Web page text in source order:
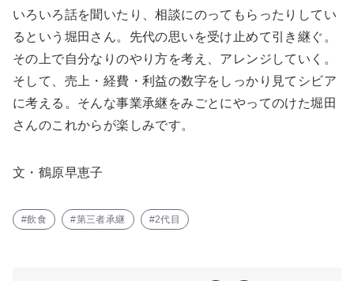
いろいろ話を聞いたり、相談にのってもらったりしてい
るという堀田さん。先代の思いを受け止めて引き継ぐ。
その上で自分なりのやり方を考え、アレンジしていく。
そして、売上・経費・利益の数字をしっかり見てシビア
に考える。そんな事業承継をみごとにやってのけた堀田
さんのこれからが楽しみです。
文・鶴原早恵子
#飲食 #第三者承継 #2代目